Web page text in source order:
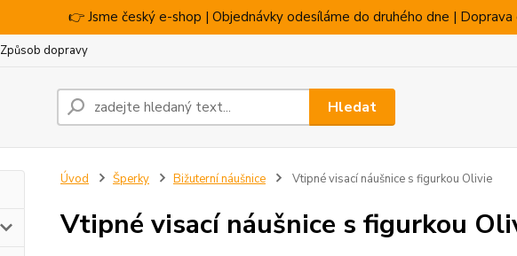
👉 Jsme český e-shop | Objednávky odesíláme do druhého dne | Doprava
Způsob dopravy
Hledat
Úvod Šperky Bižuterní náušnice Vtipné visací náušnice s figurkou Olivie
Vtipné visací náušnice s figurkou